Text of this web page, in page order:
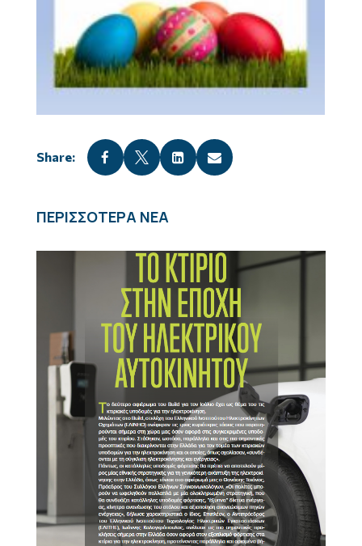
   
ΠΕΡΙΣΣΟΤΕΡΑ ΝΕΑ